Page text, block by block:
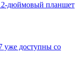
дюймовый планшет
уже доступны со